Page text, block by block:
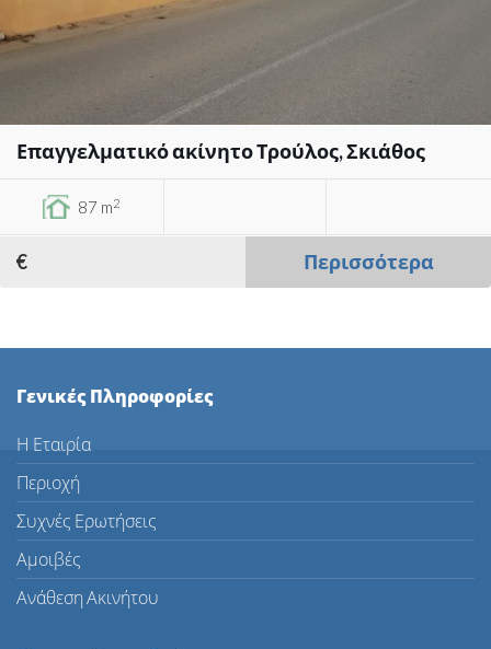
Επαγγελματικό ακίνητο Τρούλος, Σκιάθος
87 m2
€ Περισσότερα
Γενικές Πληροφορίες
Η Εταιρία
Περιοχή
Συχνές Ερωτήσεις
Αμοιβές
Ανάθεση Ακινήτου